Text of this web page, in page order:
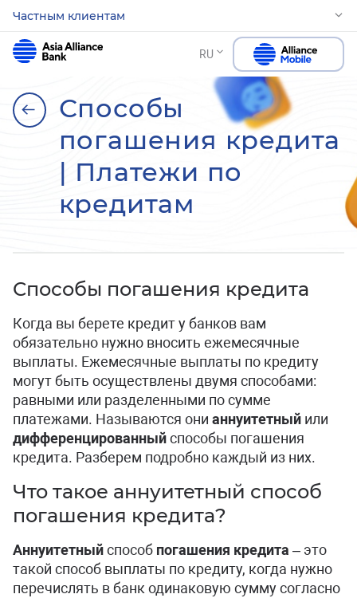
Частным клиентам
RU
Способы
погашения кредита
| Платежи по
кредитам
Способы погашения кредита
Когда вы берете кредит у банков вам
обязательно нужно вносить ежемесячные
выплаты. Ежемесячные выплаты по кредиту
могут быть осуществлены двумя способами:
равными или разделенными по сумме
платежами. Называются они аннуитетный или
дифференцированныйспособы погашения
кредита. Разберем подробно каждый из них.
Что такое аннуитетный способ
погашения кредита?
Аннуитетныйспособ погашения кредита – это
такой способ выплаты по кредиту, когда нужно
перечислять в банк одинаковую сумму согласно